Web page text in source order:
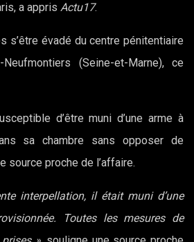
a appris Actu17.
s’être évadé du centre pénitentiaire
Neufmontiers (Seine-et-Marne), ce
d’être muni d’une arme à
sa chambre sans opposer de
source proche de l’affaire.
interpellation, il était muni d’une
Toutes les mesures de